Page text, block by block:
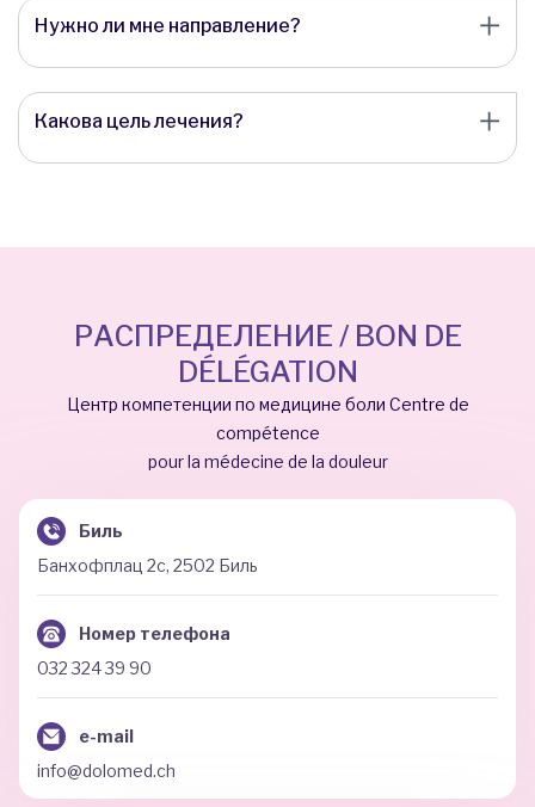
Нужно ли мне направление?
Какова цель лечения?
РАСПРЕДЕЛЕНИЕ / BON DE
DÉLÉGATION
Центр компетенции по медицине боли Centre de
compétence
pour la médecine de la douleur
Биль
Банхофплац 2c, 2502 Биль
Номер телефона
032 324 39 90
e-mail
info@dolomed.ch